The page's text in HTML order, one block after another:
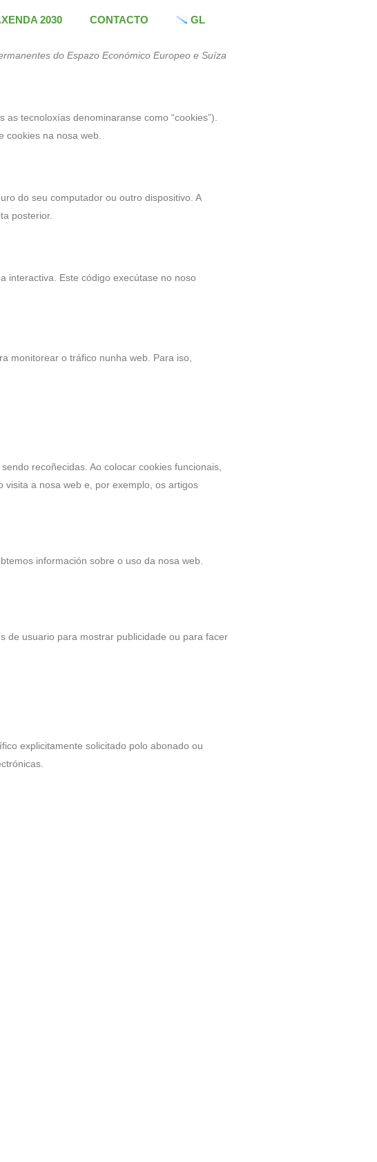
2030 CONTACTO GL
do Espazo Económico Europeo e Suíza
tecnoloxías denominaranse como “cookies”).
na nosa web.
do seu computador ou outro dispositivo. A
posterior.
interactiva. Este código execútase no noso
monitorear o tráfico nunha web. Para iso,
recoñecidas. Ao colocar cookies funcionais,
a nosa web e, por exemplo, os artigos
información sobre o uso da nosa web.
de usuario para mostrar publicidade ou para facer
explicitamente solicitado polo abonado ou